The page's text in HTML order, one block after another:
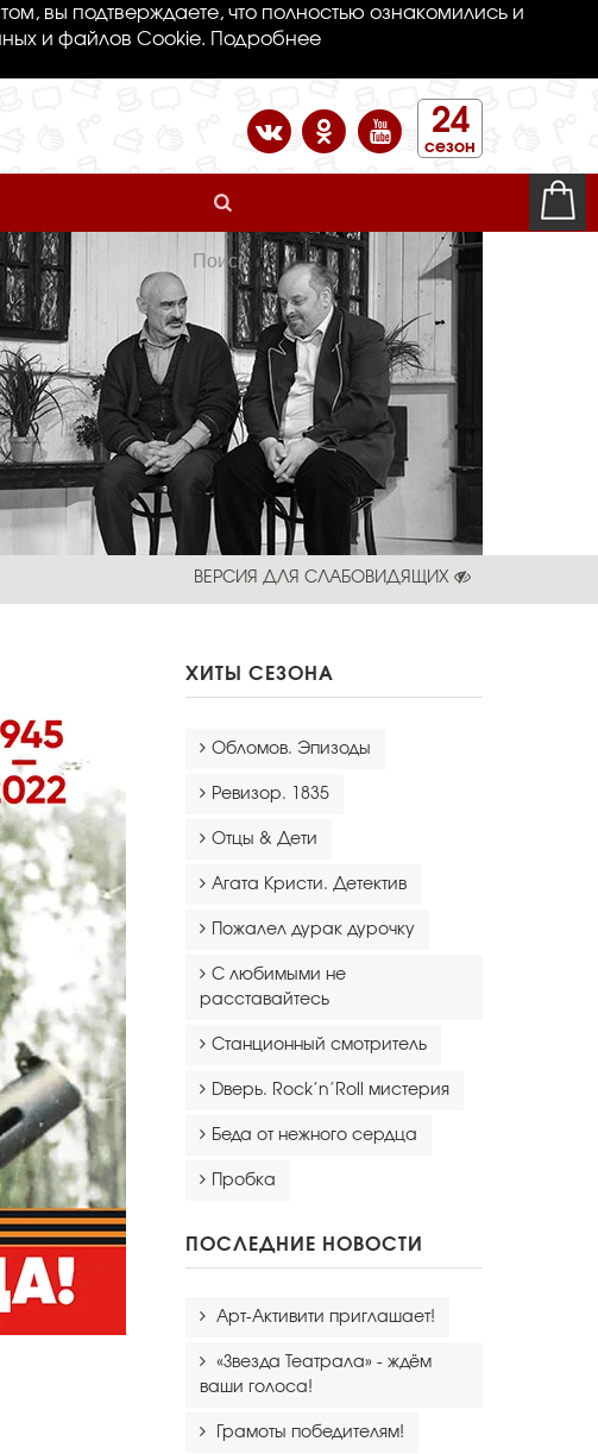
вы подтверждаете, что полностью ознакомились и
и файлов Cookie. Подробнее
24
сезон
ВЕРСИЯ ДЛЯ СЛАБОВИДЯЩИХ
ХИТЫ СЕЗОНА
Обломов. Эпизоды
Ревизор. 1835
Отцы & Дети
Агата Кристи. Детектив
Пожалел дурак дурочку
С любимыми не
расставайтесь
Станционный смотритель
Dверь. Rock’n’Roll мистерия
Беда от нежного сердца
Пробка
ПОСЛЕДНИЕ НОВОСТИ
Арт-Активити приглашает!
«Звезда Театрала» - ждём
ваши голоса!
Грамоты победителям!